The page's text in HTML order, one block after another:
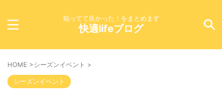
知ってて良かった！をまとめます
快適lifeブログ
HOME >シーズンイベント >
シーズンイベント